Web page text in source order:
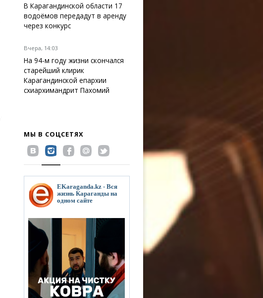
В Карагандинской области 17
водоёмов передадут в аренду
через конкурс
Вчера, 14:03
На 94-м году жизни скончался
старейший клирик
Карагандинской епархии
схиархимандрит Пахомий
МЫ В СОЦСЕТЯХ
EKaraganda.kz - Вся
жизнь Караганды на
одном сайте